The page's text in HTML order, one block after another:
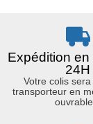
Expédition en
24H
Votre colis
transporteur en